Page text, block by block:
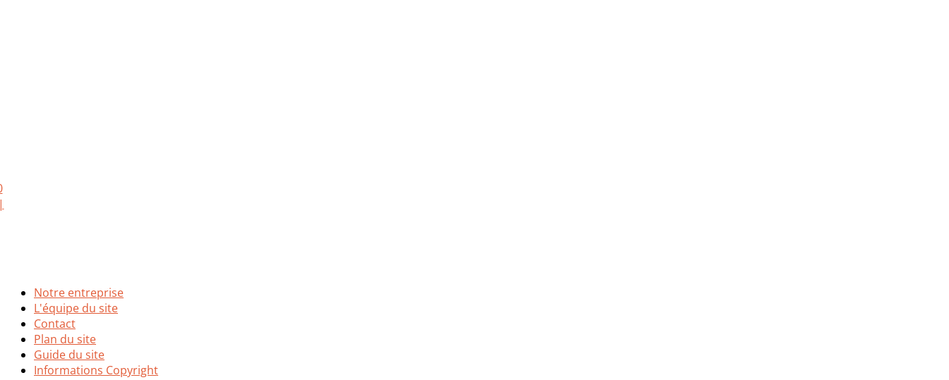
Notre entreprise
L'équipe du site
Contact
Plan du site
Guide du site
Informations Copyright